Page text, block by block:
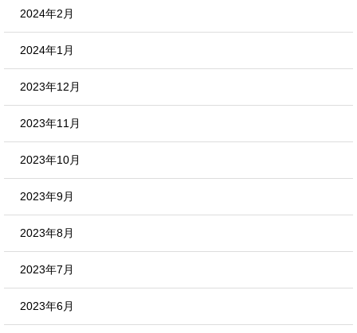
2024年2月
2024年1月
2023年12月
2023年11月
2023年10月
2023年9月
2023年8月
2023年7月
2023年6月